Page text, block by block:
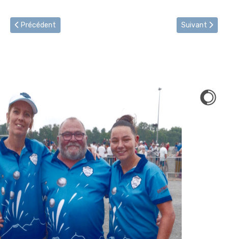
Article précédent : Info FIPJP - Règlement international de
Précédent Article
Suivant